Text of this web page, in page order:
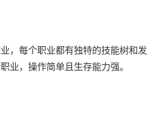
，每个职业都有独特的技能树和发
业，操作简单且生存能力强。